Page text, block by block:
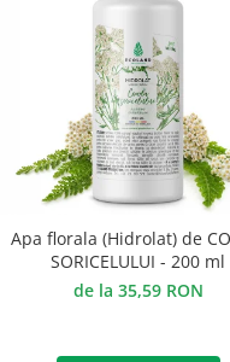
Apa florala (Hidrolat) de
SORICELULUI - 200 ml
de la 35,59 RON